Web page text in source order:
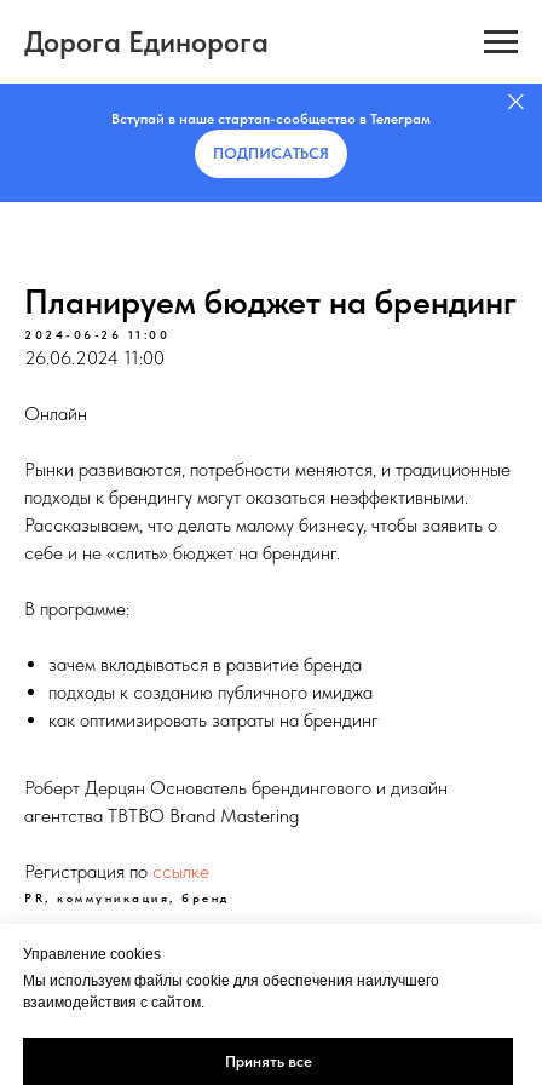
Дорога Единорога
Вступай в наше стартап-сообщество в Телеграм
ПОДПИСАТЬCЯ
Планируем бюджет на брендинг
2024-06-26 11:00
26.06.2024 11:00
Онлайн
Рынки развиваются, потребности меняются, и традиционные
подходы к брендингу могут оказаться неэффективными.
Рассказываем, что делать малому бизнесу, чтобы заявить о
себе и не «слить» бюджет на брендинг.
В программе:
зачем вкладываться в развитие бренда
подходы к созданию публичного имиджа
как оптимизировать затраты на брендинг
Роберт Дерцян Основатель брендингового и дизайн
агентства TBTBO Brand Mastering
Регистрация по ссылке
PR, коммуникация, бренд
Управление cookies
Мы используем файлы cookie для обеспечения наилучшего
взаимодействия с сайтом.
Принять все